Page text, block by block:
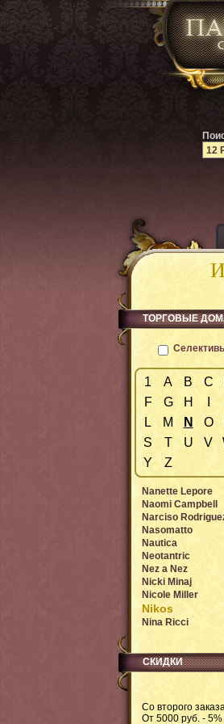
ТОРГОВЫЕ
1 A B C
F
G H
L
M N O
S
T U V
Y
Z
Nanette Lepore
Naomi Campbell
Narciso
Nasomatto
Nautica
Neotantric
Nez a Nez
Nicki Minaj
Nicole Miller
Nikos
Nina Ricci
СКИДКИ
Со второго
От 5000 руб. - 5%